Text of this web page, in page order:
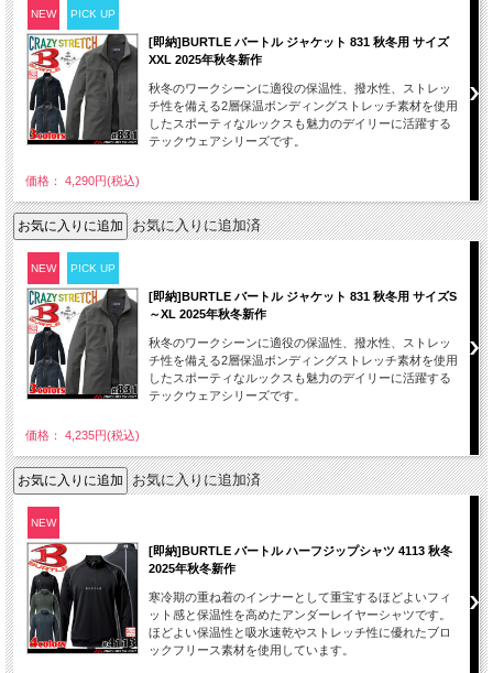
NEW PICK UP
[即納]BURTLE バートル ジャケット 831 秋冬用 サイズ
XXL 2025年秋冬新作
秋冬のワークシーンに適役の保温性、撥水性、ストレッ
チ性を備える2層保温ボンディングストレッチ素材を使用
したスポーティなルックスも魅力のデイリーに活躍する
テックウェアシリーズです。
価格： 4,290円(税込)
お気に入りに追加済
NEW PICK UP
[即納]BURTLE バートル ジャケット 831 秋冬用 サイズS
～XL 2025年秋冬新作
秋冬のワークシーンに適役の保温性、撥水性、ストレッ
チ性を備える2層保温ボンディングストレッチ素材を使用
したスポーティなルックスも魅力のデイリーに活躍する
テックウェアシリーズです。
価格： 4,235円(税込)
お気に入りに追加済
NEW
[即納]BURTLE バートル ハーフジップシャツ 4113 秋冬
2025年秋冬新作
寒冷期の重ね着のインナーとして重宝するほどよいフィ
ット感と保温性を高めたアンダーレイヤーシャツです。
ほどよい保温性と吸水速乾やストレッチ性に優れたブロ
ックフリース素材を使用しています。